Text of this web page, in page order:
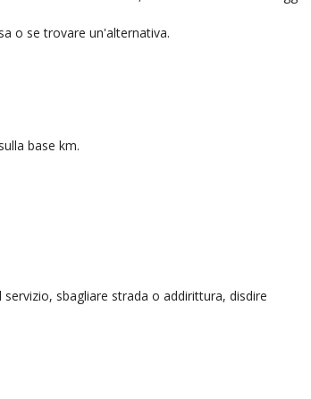
o se trovare un'alternativa.
base km.
sbagliare strada o addirittura, disdire